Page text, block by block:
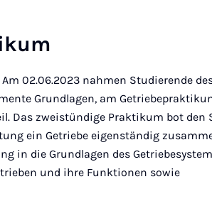
02.06.2023 nahmen Studierende
Grundlagen, am
Das zweistündige Praktikum bot den
ein Getriebe eigenständig
in die Grundlagen des
und ihre Funktionen sowie